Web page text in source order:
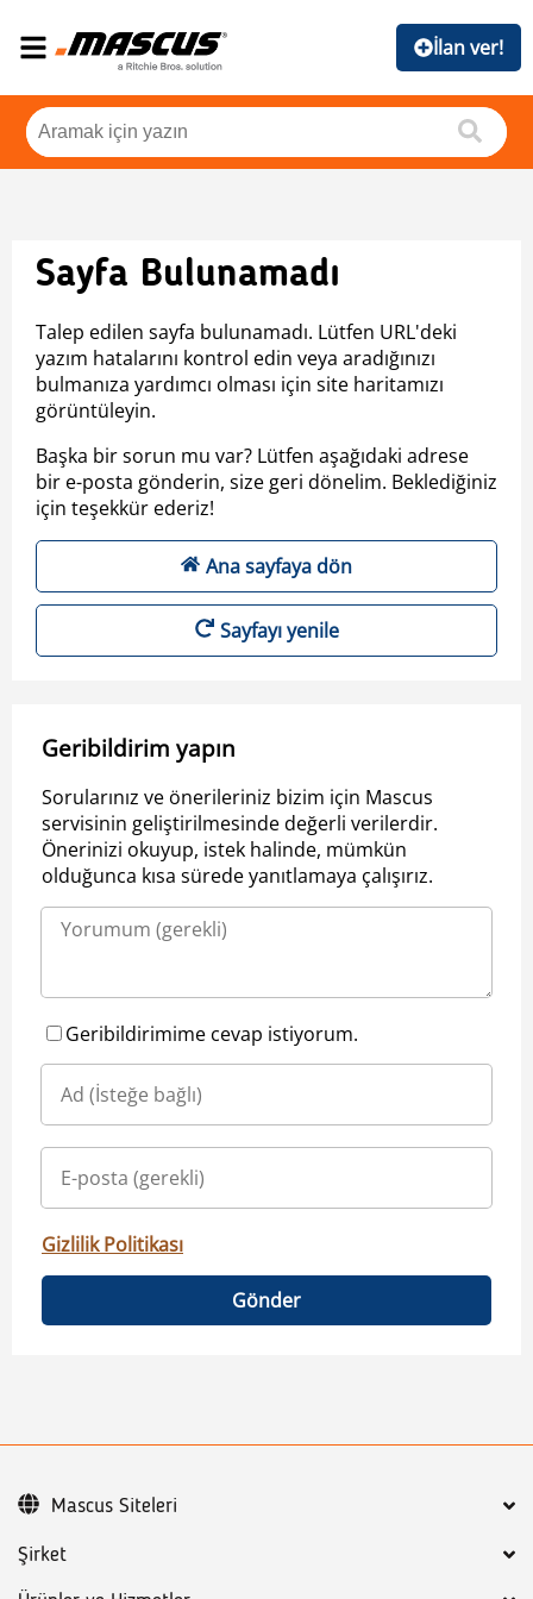
İlan ver!
Sayfa Bulunamadı
Talep edilen sayfa bulunamadı. Lütfen URL'deki
yazım hatalarını kontrol edin veya aradığınızı
bulmanıza yardımcı olması için site haritamızı
görüntüleyin.
Başka bir sorun mu var? Lütfen aşağıdaki adrese
bir e-posta gönderin, size geri dönelim. Beklediğiniz
için teşekkür ederiz!
Ana sayfaya dön
Sayfayı yenile
Geribildirim yapın
Sorularınız ve önerileriniz bizim için Mascus
servisinin geliştirilmesinde değerli verilerdir.
Önerinizi okuyup, istek halinde, mümkün
olduğunca kısa sürede yanıtlamaya çalışırız.
Geribildirimime cevap istiyorum.
Gizlilik Politikası
Gönder
Şirket
Mascus Siteleri